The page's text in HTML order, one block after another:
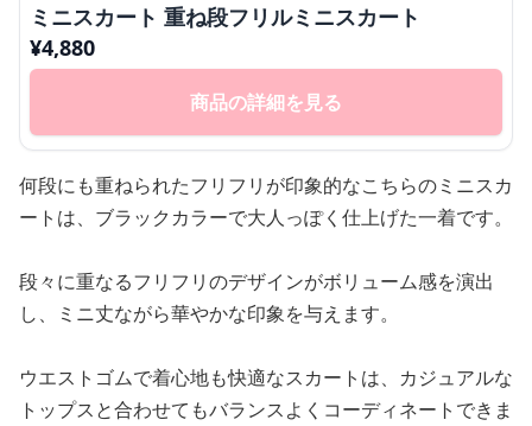
ミニスカート 重ね段フリルミニスカート
¥4,880
商品の詳細を見る
何段にも重ねられたフリフリが印象的なこちらのミニスカ
ートは、ブラックカラーで大人っぽく仕上げた一着です。
段々に重なるフリフリのデザインがボリューム感を演出
し、ミニ丈ながら華やかな印象を与えます。
ウエストゴムで着心地も快適なスカートは、カジュアルな
トップスと合わせてもバランスよくコーディネートできま